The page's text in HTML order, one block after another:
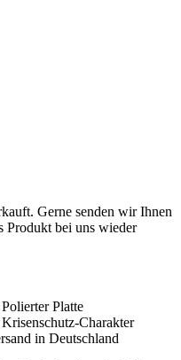
Gerne senden wir Ihnen
Produkt bei uns wieder
Platte
Charakter
in Deutschland